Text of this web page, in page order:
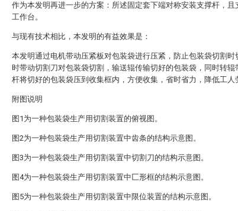
作为本发明再进一步的方案：所述固定套下端对称安装支撑杆，且
工作台。
与现有技术相比，本发明的有益效果是：
本发明通过电机带动压紧板对包装袋进行压紧，防止包装袋切割时
时带动切割刀对包装袋切割，输送辊传输切好的包装袋，同时转辊
杆将切好的包装袋压到收集框内，方便收集，省时省力，降低工人
附图说明
图1为一种包装袋生产用切割装置的俯视图。
图2为一种包装袋生产用切割装置中齿条的结构示意图。
图3为一种包装袋生产用切割装置中切割刀的结构示意图。
图4为一种包装袋生产用切割装置中匚形框的结构示意图。
图5为一种包装袋生产用切割装置中限位装置的结构示意图。